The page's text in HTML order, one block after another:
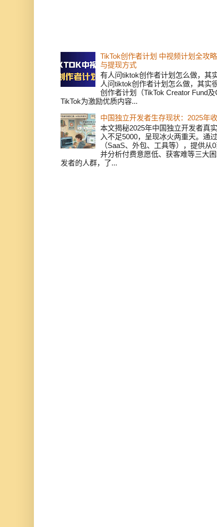
TikTok创作者计划 中视频计划全攻
与提现方式
有人问tiktok创作者计划怎么做，其
人问tiktok创作者计划怎么做，其实
创作者计划（TikTok Creator Fund
TikTok为激励优质内容...
中国独立开发者生存现状：2025年
本文揭秘2025年中国独立开发者真
入不足5000，呈现冰火两重天。通
（SaaS、外包、工具等），提供
并分析付费意愿低、获客难等三大
发者的人群，了...